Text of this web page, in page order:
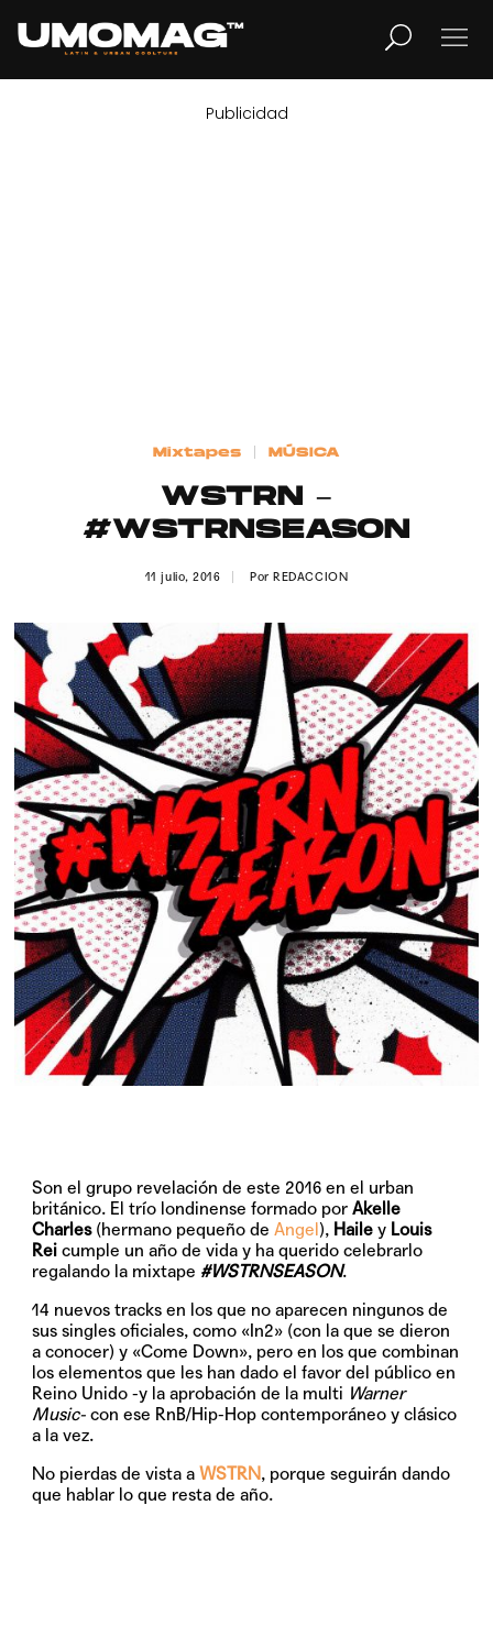
LIFESTYLE
© 2015-2022 UMOMAG. PROPIEDAD DE UMO agency. TODOS LOS
DERECHOS RESERVADOS.
Publicidad
Mixtapes MÚSICA
WSTRN –
#WSTRNSEASON
11 julio, 2016 PorREDACCION
Son el grupo revelación de este 2016 en el urban
británico. El trío londinense formado porAkelle
Charles(hermano pequeño deAngel), Haile y Louis
Rei cumple un año de vida y ha querido celebrarlo
regalando la mixtape #WSTRNSEASON.
14 nuevos tracks en los que no aparecen ningunos de
sus singles oficiales, como «In2» (con la que se dieron
a conocer) y «Come Down», pero en los que combinan
los elementos que les han dado el favor del público en
Reino Unido -y la aprobación de la multi Warner
Music- con ese RnB/Hip-Hop contemporáneo y clásico
a la vez.
No pierdas de vista aWSTRN, porque seguirán dando
que hablar lo que resta de año.